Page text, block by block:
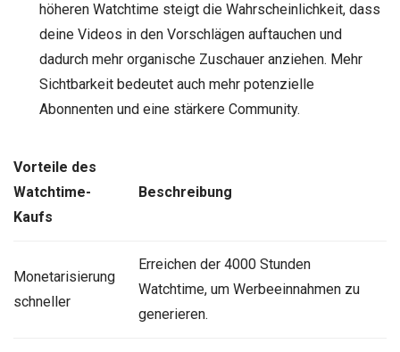
höheren Watchtime steigt die Wahrscheinlichkeit, dass
deine Videos in den Vorschlägen auftauchen und
dadurch mehr organische Zuschauer anziehen. Mehr
Sichtbarkeit bedeutet auch mehr potenzielle
Abonnenten und eine stärkere Community.
Vorteile des
Watchtime-
Kaufs
Beschreibung
Monetarisierung
schneller
Erreichen der 4000 Stunden
Watchtime, um Werbeeinnahmen zu
generieren.